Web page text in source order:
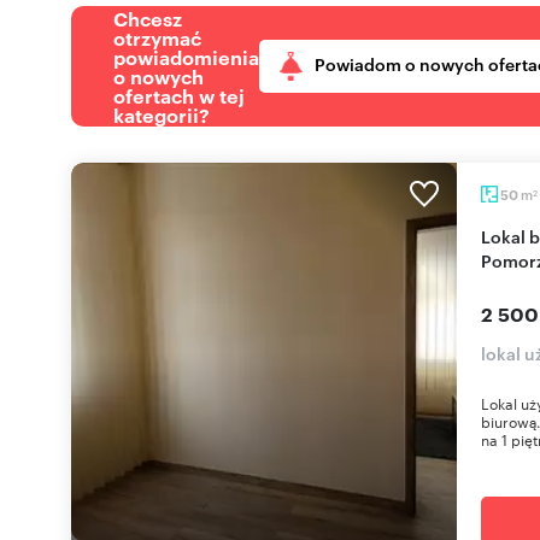
Chcesz
otrzymać
powiadomienia
o nowych
ofertach w tej
kategorii?
Powiadom o nowych
50 m2
Lokal biurowy 50 m² w dobrym standardzie,
2
lokal
Lokal
na 1